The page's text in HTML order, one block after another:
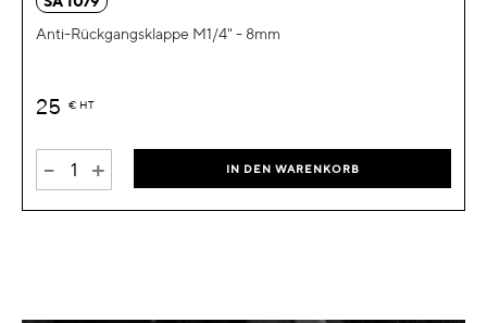
Anti-Rückgangsklappe M1/4" - 8mm
25 € HT
- + IN DEN WARENKORB